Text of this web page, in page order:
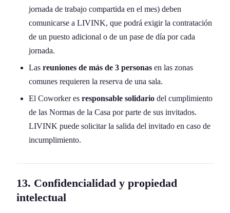
jornada de trabajo compartida en el mes) deben
comunicarse a LIVINK, que podrá exigir la contratación
de un puesto adicional o de un pase de día por cada
jornada.
Las reuniones de más de 3 personas en las zonas
comunes requieren la reserva de una sala.
El Coworker es responsable solidario del cumplimiento
de las Normas de la Casa por parte de sus invitados.
LIVINK puede solicitar la salida del invitado en caso de
incumplimiento.
13. Confidencialidad y propiedad
intelectual